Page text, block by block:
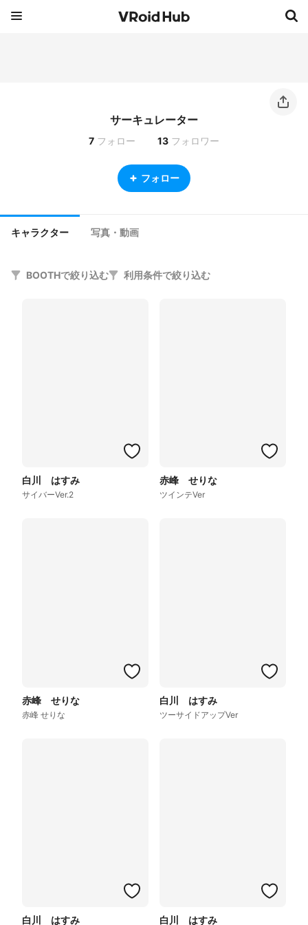
サーキュレーター
7 フォロー 13 フォロワー
フォロー
キャラクター 写真・動画
BOOTHで絞り込む 利用条件で絞り込む
白川 はすみ
サイバーVer.2
赤峰 せりな
ツインテVer
赤峰 せりな
赤峰 せりな
白川 はすみ
ツーサイドアップVer
白川 はすみ 白川 はすみ